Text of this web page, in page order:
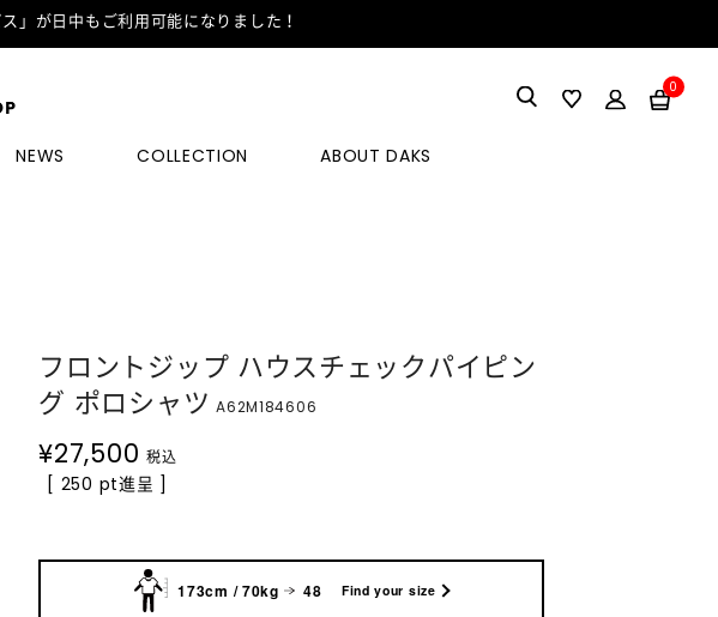
」が日中もご利用可能になりました！
0
NEWS COLLECTION ABOUT DAKS
フロントジップ ハウスチェックパイピン
グ ポロシャツ A62M184606
¥27,500 税込
[ 250 pt進呈 ]
173cm / 70kg 48 Find your size